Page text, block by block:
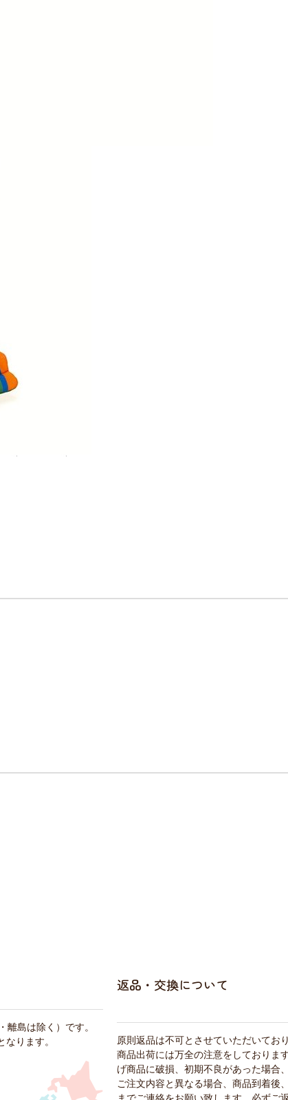
離島は除く）です。
ります。
返品・交換について
原則返品は不可とさせていただいてお
商品出荷には万全の注意をしておりま
げ商品に破損、初期不良があった場合
ご注文内容と異なる場合、商品到着後